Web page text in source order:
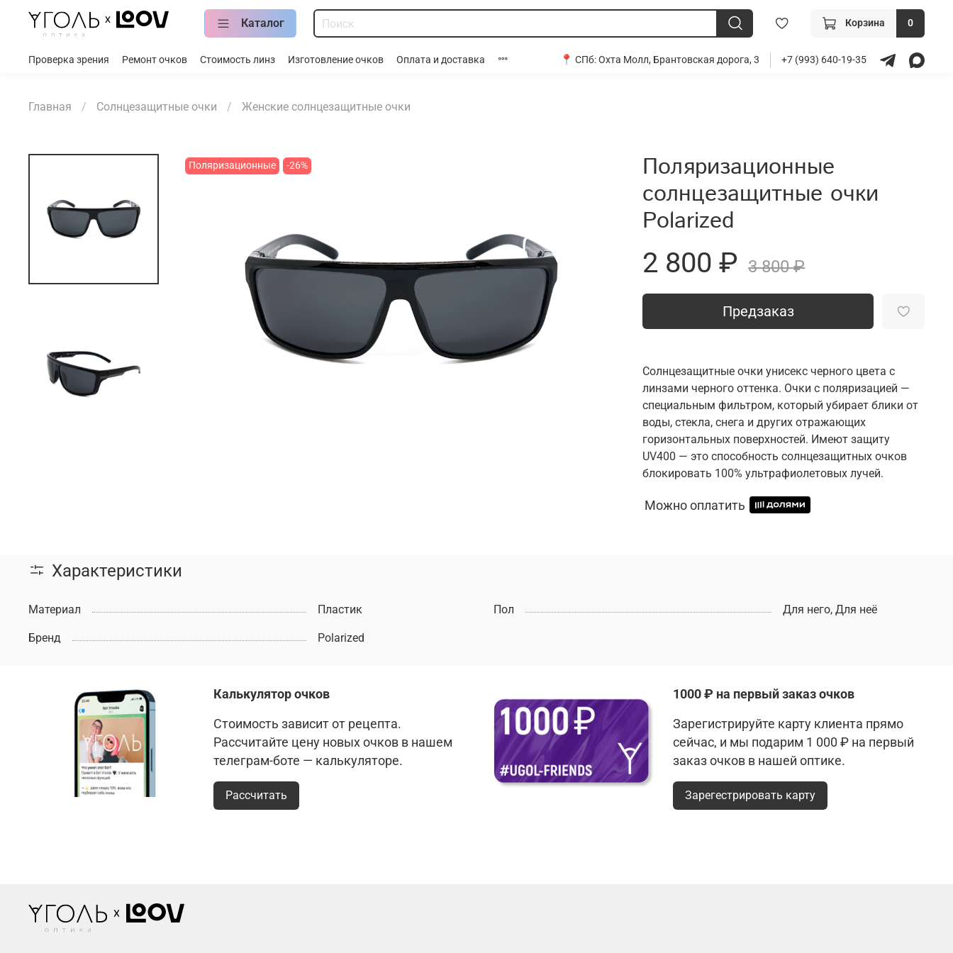
Каталог Корзина 0
Проверка зрения Ремонт очков Стоимость линз Изготовление очков Оплата и доставка 📍 СПб:Охта Молл, Брантовская дорога, 3 +7 (993) 640-19-35
Главная Солнцезащитные очки Женские солнцезащитные очки
Поляризационные -26%
Поляризационные
солнцезащитные очки
Polarized
2 800 ₽ 3 800 ₽
Предзаказ
Солнцезащитные очки унисекс черного цвета с
линзами черного оттенка. Очки с поляризацией —
специальным фильтром, который убирает блики от
воды, стекла, снега и других отражающих
горизонтальных поверхностей. Имеют защиту
UV400 — это способность солнцезащитных очков
блокировать 100% ультрафиолетовых лучей.
Можно оплатить
Характеристики
Материал Пластик Пол Для него, Для неё
Бренд Polarized
Калькулятор очков
Стоимость зависит от рецепта.
Рассчитайте цену новых очков в нашем
телеграм-боте — калькуляторе.
Рассчитать
1000 ₽ на первый заказ очков
Зарегистрируйте карту клиента прямо
сейчас, и мы подарим 1 000 ₽ на первый
заказ очков в нашей оптике.
Зарегестрировать карту